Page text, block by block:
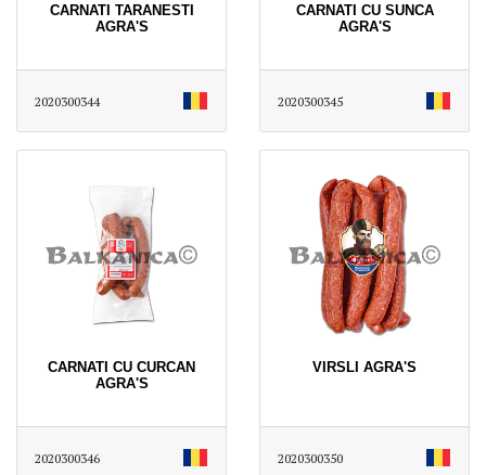
CARNATI TARANESTI
AGRA'S
2020300344
CARNATI CU SUNCA
AGRA'S
2020300345
CARNATI CU CURCAN
AGRA'S
2020300346
VIRSLI AGRA'S
2020300350